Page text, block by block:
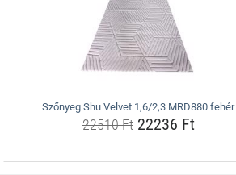
Szőnyeg Shu Velvet 1,6/2,3 MRD880 fehér
22510 Ft22236 Ft